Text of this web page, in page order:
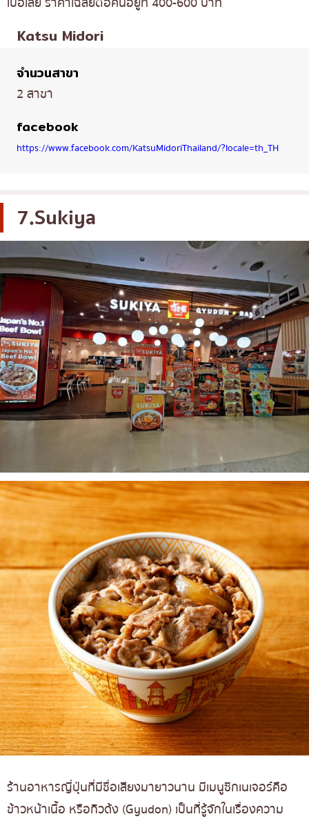
Katsu Midori
จำนวนสาขา
2 สาขา
facebook
https://www.facebook.com/KatsuMidoriThailand/?locale=th_TH
7.Sukiya
ร้านอาหารญี่ปุ่นที่มีชื่อเสียงมายาวนาน มีเมนูซิกเนเจอร์คือ
ข้าวหน้าเนื้อ หรือกิวด้ง (Gyudon) เป็นที่รู้จักในเรื่องความ